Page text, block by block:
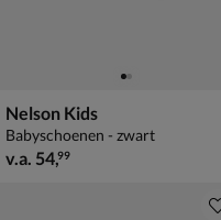
Nelson Kids
Babyschoenen - zwart
vanaf € 54,99
v.a. 54,99